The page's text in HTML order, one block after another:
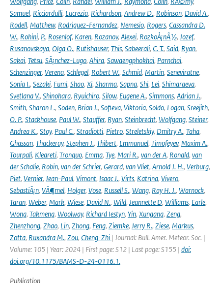
Samuel, Ricciardulli, Lucrezia, Richardson, Andrew D., Robinson, David A.,
Rodell, Matthew, Rodriguez-Fernandez, Nemesio, Rogers, Cassandra D.
W., Rohini, P., Rosenlof, Karen, Rozanov, Alexei, RozkoÅ¡nÃ½, Jozef,
Rusanovskaya, Olga O., Rutishauser, This, Sabeerali, C. T., Said, Ryan,
Sakai, Tetsu, SÃ¡nchez-Lugo, Ahira, Sawaengphokhai, Parnchai,
Schenzinger, Verena, Schlegel, Robert W., Schmid, Martin, Seneviratne,
Sonia I., Sezaki, Fumi, Shao, Xi, Sharma, Sapna, Shi, Lei, Shimaraeva,
Svetlana V., Shinohara, Ryuichiro, Silow, Eugene A., Simmons, Adrian J.,
Smith, Sharon L., Soden, Brian J., Sofieva, Viktoria, Soldo, Logan, Sreejith,
O. P., Stackhouse, Paul W., Stauffer, Ryan, Steinbrecht, Wolfgang, Steiner,
Andrea K., Stoy, Paul C., Stradiotti, Pietro, Streletskiy, Dmitry A., Taha,
Ghassan, Thackeray, Stephen J., Thibert, Emmanuel, Timofeyev, Maxim A.,
Tourpali, Kleareti, Tronquo, Emma, Tye, Mari R., van der A, Ronald, van
der Schalie, Robin, van der Schrier, Gerard, van Vliet, Arnold J. H., Verburg,
Piet, Vernier, Jean-Paul, Vimont, Isaac J., Virts, Katrina, Vivero,
SebastiÃ¡n, VÃ¶mel, Holger, Vose, Russell S., Wang, Ray H. J., Warnock,
Taran, Weber, Mark, Wiese, David N., Wild, Jeannette D, Williams, Earle,
Wong, Takmeng, Woolway, Richard Iestyn, Yin, Xungang, Zeng,
Zhenzhong, Zhao, Lin, Zhong, Feng, Ziemke, Jerry R., Ziese, Markus,
Zotta, Ruxandra M., Zou, Cheng-Zhi | Journal: Bull. Amer. Meteor. Soc. |
Volume: 105 | Year: 2024 | First page: S12 | Last page: S155 | doi:
doi.org/10.1175/BAMS-D-24-0116.1.
Publication